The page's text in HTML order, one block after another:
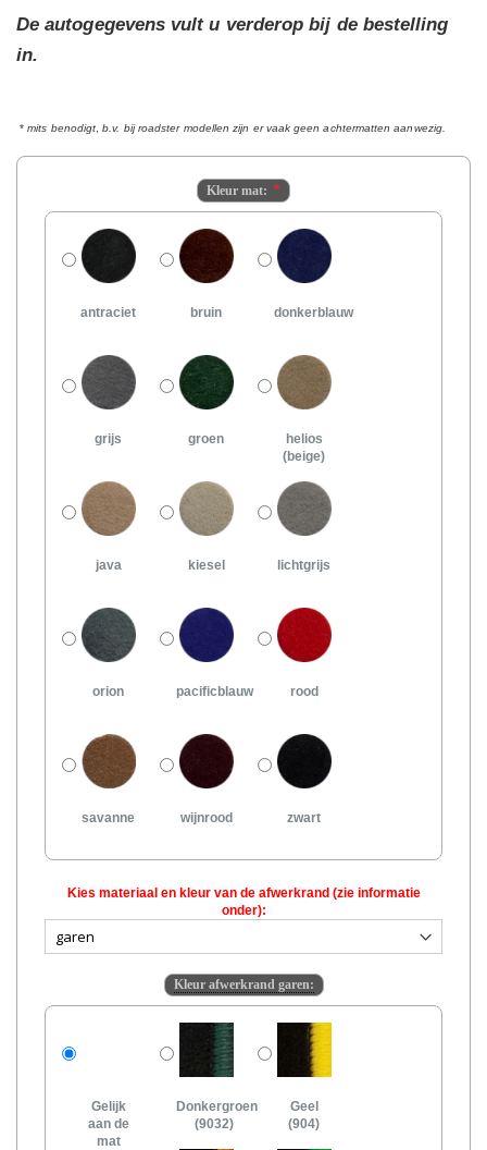
De autogegevens vult u verderop bij de bestelling
in.
*mits benodigt ,b.v. bij roadster modellen zijn er vaak geen achtermatten aanwezig.
Kleur mat:
antraciet bruin donkerblauw
grijs groen
helios
(beige)
java kiesel lichtgrijs
orion pacificblauw rood
savanne wijnrood zwart
Kies materiaal en kleur van de afwerkrand (zie informatie
onder):
Kleur afwerkrand garen:
Gelijk
aan de
mat
Donkergroen
(9032)
Geel
(904)